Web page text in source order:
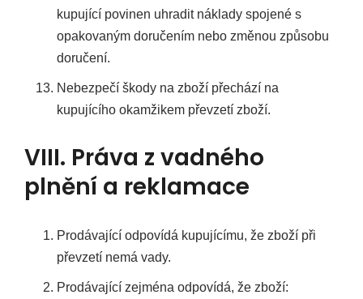
kupující povinen uhradit náklady spojené s
opakovaným doručením nebo změnou způsobu
doručení.
Nebezpečí škody na zboží přechází na
kupujícího okamžikem převzetí zboží.
VIII. Práva z vadného
plnění a reklamace
Prodávající odpovídá kupujícímu, že zboží při
převzetí nemá vady.
Prodávající zejména odpovídá, že zboží: